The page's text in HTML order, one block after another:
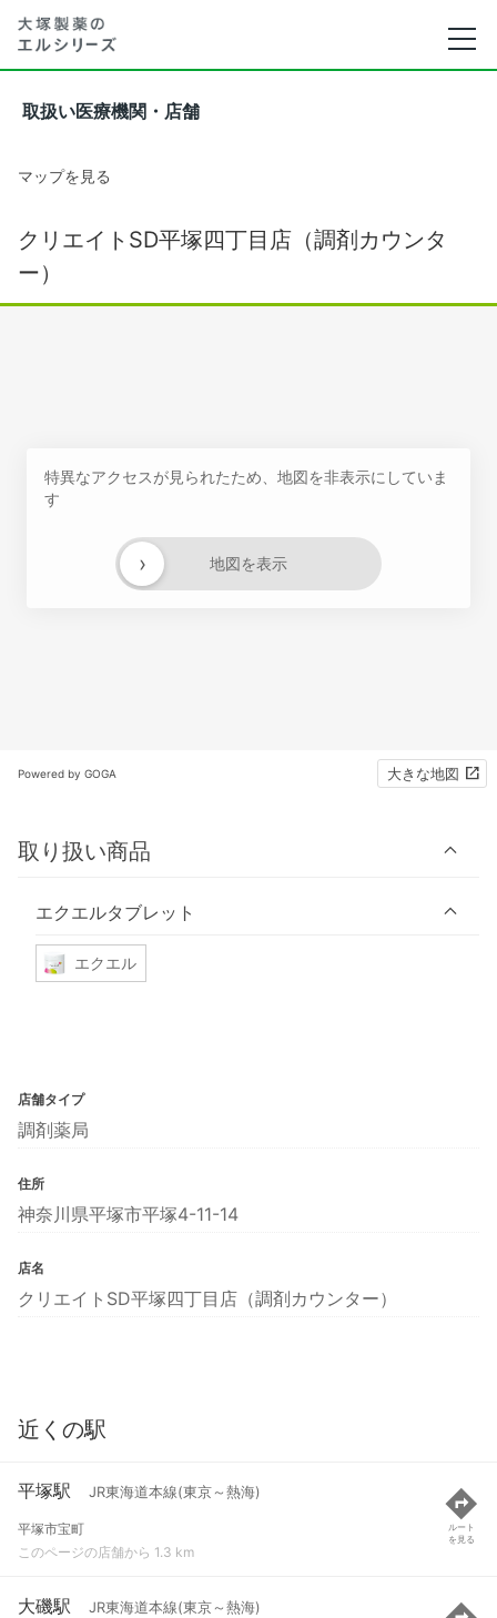
取扱い医療機関・店舗
マップを見る
クリエイトSD平塚四丁目店（調剤カウンタ
ー）
特異なアクセスが見られたため、地図を非表示にしていま
す
地図を表示
›
Powered by GOGA 大きな地図
取り扱い商品
エクエルタブレット
エクエル
店舗タイプ
調剤薬局
住所
神奈川県平塚市平塚4-11-14
店名
クリエイトSD平塚四丁目店（調剤カウンター）
近くの駅
平塚駅 JR東海道本線(東京～熱海)
平塚市宝町
このページの店舗から 1.3 km
ルート
を見る
大磯駅 JR東海道本線(東京～熱海)